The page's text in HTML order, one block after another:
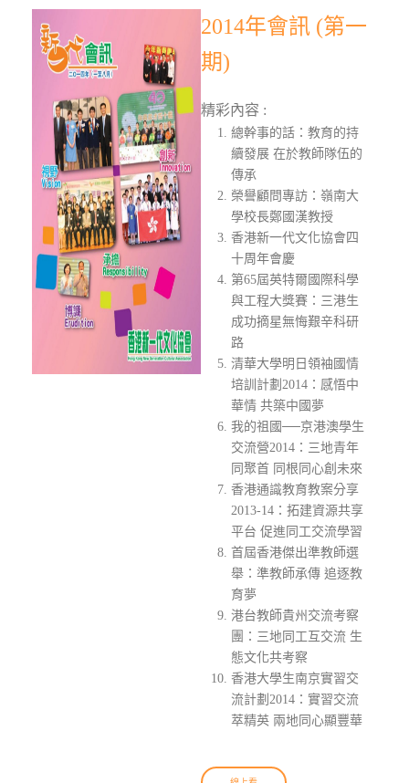
2014年會訊 (第一
期)
精彩內容 :
總幹事的話：教育的持
續發展 在於教師隊伍的
傳承
榮譽顧問專訪：嶺南大
學校長鄭國漢教授
香港新一代文化協會四
十周年會慶
第65屆英特爾國際科學
與工程大獎賽：三港生
成功摘星無悔艱辛科研
路
清華大學明日領袖國情
培訓計劃2014：感悟中
華情 共築中國夢
我的祖國──京港澳學生
交流營2014：三地青年
同聚首 同根同心創未來
香港通識教育教案分享
2013-14：拓建資源共享
平台 促進同工交流學習
首屆香港傑出準教師選
舉：準教師承傳 追逐教
育夢
港台教師貴州交流考察
團：三地同工互交流 生
態文化共考察
香港大學生南京實習交
流計劃2014：實習交流
萃精英 兩地同心顯豐華